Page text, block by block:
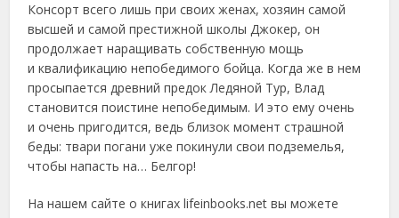
Консорт всего лишь при своих женах, хозяин самой
высшей и самой престижной школы Джокер, он
продолжает наращивать собственную мощь
и квалификацию непобедимого бойца. Когда же в нем
просыпается древний предок Ледяной Тур, Влад
становится поистине непобедимым. И это ему очень
и очень пригодится, ведь близок момент страшной
беды: твари погани уже покинули свои подземелья,
чтобы напасть на… Белгор!
На нашем сайте о книгах lifeinbooks.net вы можете